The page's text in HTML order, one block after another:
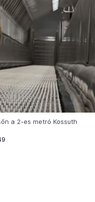
a 2-es metró Kossuth